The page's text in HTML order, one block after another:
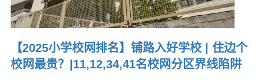
【2025小学校网排名】铺路入好学校 | 住边个
校网最贵？|11,12,34,41名校网分区界线陷阱